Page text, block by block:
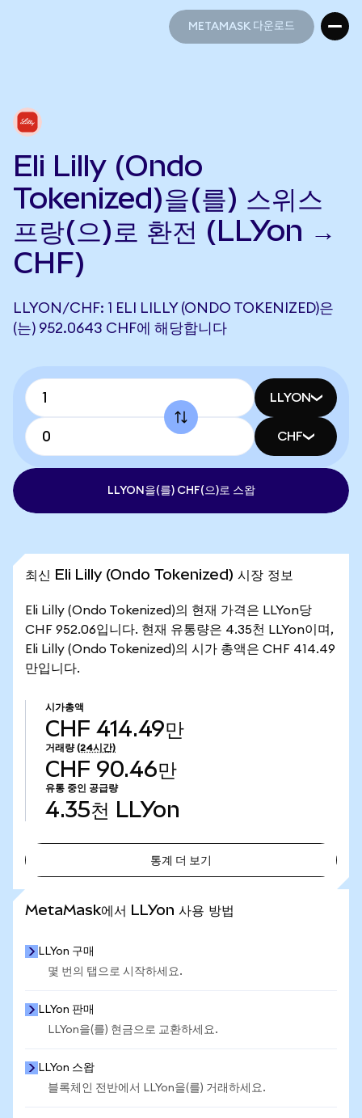
METAMASK 다운로드
Eli Lilly (Ondo
Tokenized)을(를) 스위스
프랑(으)로 환전 (LLYon →
CHF)
LLYON/CHF: 1 ELI LILLY (ONDO TOKENIZED)은
(는) 952.0643 CHF에 해당합니다
LLYON
CHF
LLYON을(를) CHF(으)로 스왑
최신 Eli Lilly (Ondo Tokenized) 시장 정보
Eli Lilly (Ondo Tokenized)의 현재 가격은 LLYon당
CHF 952.06입니다. 현재 유통량은 4.35천 LLYon이며,
Eli Lilly (Ondo Tokenized)의 시가 총액은 CHF 414.49
만입니다.
시가총액
CHF 414.49만
거래량 (24시간)
CHF 90.46만
유통 중인 공급량
4.35천 LLYon
통계 더 보기
MetaMask에서 LLYon 사용 방법
LLYon 구매
몇 번의 탭으로 시작하세요.
LLYon 판매
LLYon을(를) 현금으로 교환하세요.
LLYon 스왑
블록체인 전반에서 LLYon을(를) 거래하세요.